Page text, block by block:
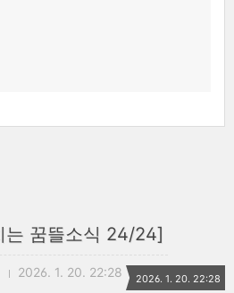
는 꿈뜰소식 24/24]
2026. 1. 20. 22:28 2026. 1. 20. 22:28